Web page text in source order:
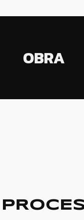
OBRA